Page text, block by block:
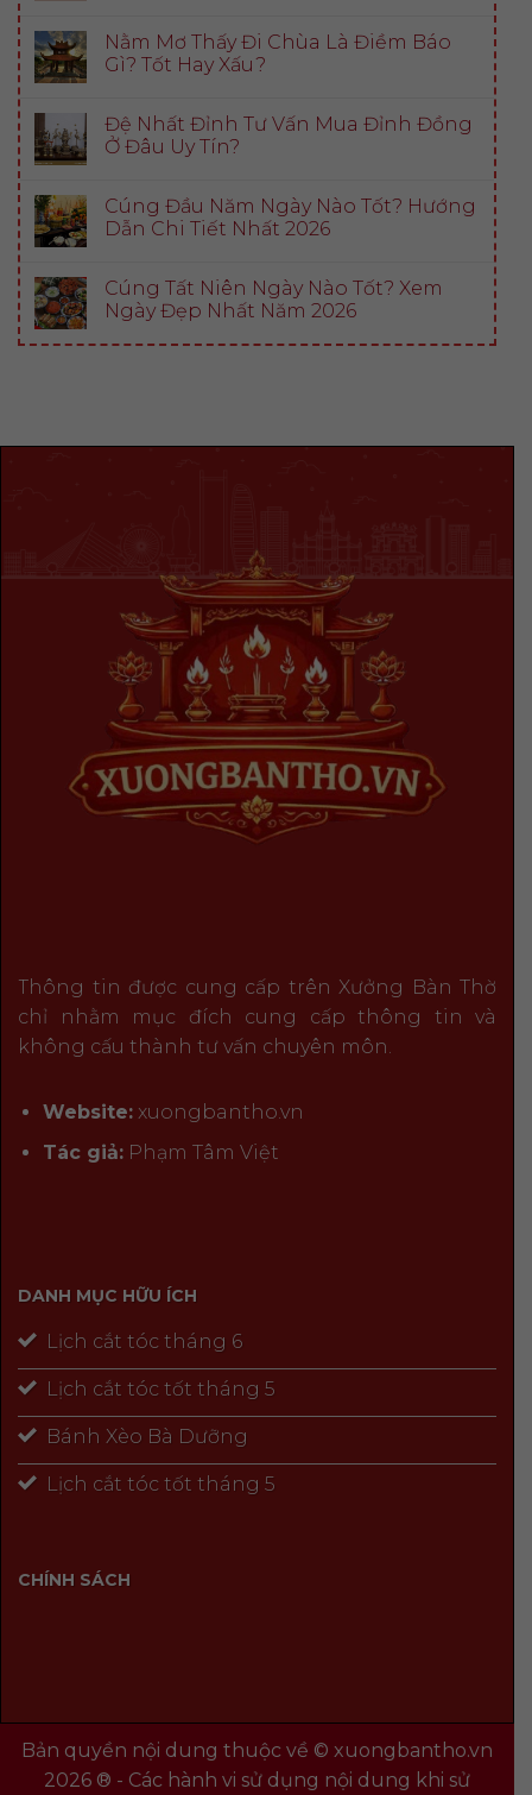
Nằm Mơ Thấy Đi Chùa Là Điềm Báo
Gì? Tốt Hay Xấu?
Đệ Nhất Đỉnh Tư Vấn Mua Đỉnh Đồng
Ở Đâu Uy Tín?
Cúng Đầu Năm Ngày Nào Tốt? Hướng
Dẫn Chi Tiết Nhất 2026
Cúng Tất Niên Ngày Nào Tốt? Xem
Ngày Đẹp Nhất Năm 2026
Thông tin được cung cấp trên Xưởng Bàn Thờ
chỉ nhằm mục đích cung cấp thông tin và
không cấu thành tư vấn chuyên môn.
Website:xuongbantho.vn
Tác giả:Phạm Tâm Việt
DANH MỤC HỮU ÍCH
Lịch cắt tóc tháng 6
Lịch cắt tóc tốt tháng 5
Bánh Xèo Bà Dưỡng
Lịch cắt tóc tốt tháng 5
CHÍNH SÁCH
Bản quyền nội dung thuộc về © xuongbantho.vn
2026 ® - Các hành vi sử dụng nội dung khi sử